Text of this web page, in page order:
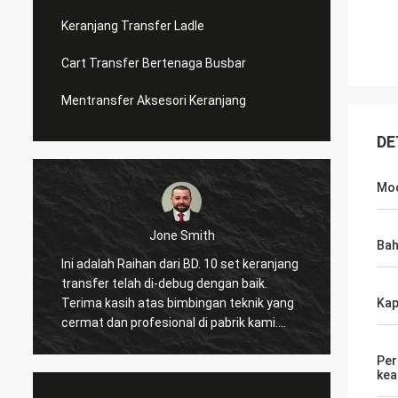
Keranjang Transfer Ladle
Cart Transfer Bertenaga Busbar
Mentransfer Aksesori Keranjang
Jone Smith
Ini adalah Raihan dari BD. 10 set keranjang
transfer telah di-debug dengan baik.
Terima kasih atas bimbingan teknik yang
cermat dan profesional di pabrik kami.
Semoga semuanya bisa berjalan dengan
Hai,
dua
luar
dengan saya.